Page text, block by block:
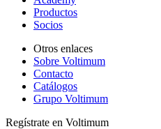
Productos
Socios
Otros enlaces
Sobre Voltimum
Contacto
Catálogos
Grupo Voltimum
Regístrate en Voltimum